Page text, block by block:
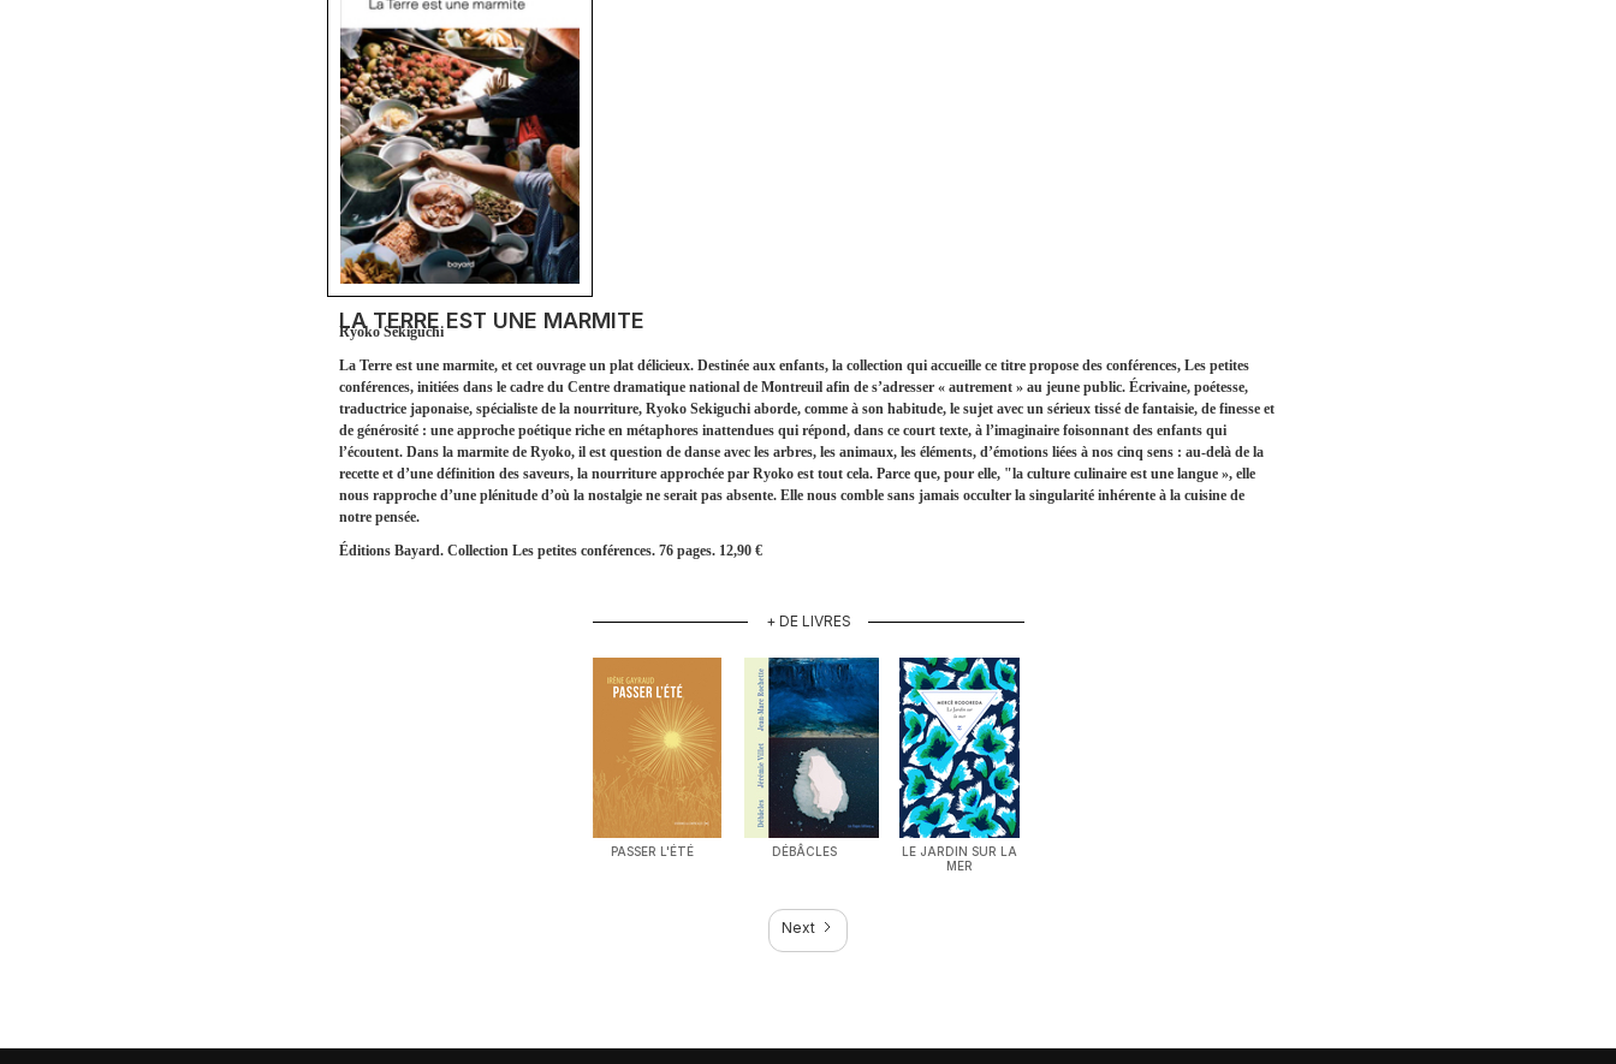
LA TERRE EST UNE MARMITE
Ryoko Sekiguchi
La Terre est une marmite, et cet ouvrage un plat délicieux. Destinée aux enfants, la collection qui accueille ce titre propose des conférences, Les petites
conférences, initiées dans le cadre du Centre dramatique national de Montreuil afin de s’adresser « autrement » au jeune public. Écrivaine, poétesse,
traductrice japonaise, spécialiste de la nourriture, Ryoko Sekiguchi aborde, comme à son habitude, le sujet avec un sérieux tissé de fantaisie, de finesse et
de générosité : une approche poétique riche en métaphores inattendues qui répond, dans ce court texte, à l’imaginaire foisonnant des enfants qui
l’écoutent. Dans la marmite de Ryoko, il est question de danse avec les arbres, les animaux, les éléments, d’émotions liées à nos cinq sens : au-delà de la
recette et d’une définition des saveurs, la nourriture approchée par Ryoko est tout cela. Parce que, pour elle, "la culture culinaire est une langue », elle
nous rapproche d’une plénitude d’où la nostalgie ne serait pas absente. Elle nous comble sans jamais occulter la singularité inhérente à la cuisine de
notre pensée.
Éditions Bayard. Collection Les petites conférences. 76 pages. 12,90 €
+ DE LIVRES
PASSER L'ÉTÉ DÉBÂCLES
LE JARDIN SUR LA
MER
Next